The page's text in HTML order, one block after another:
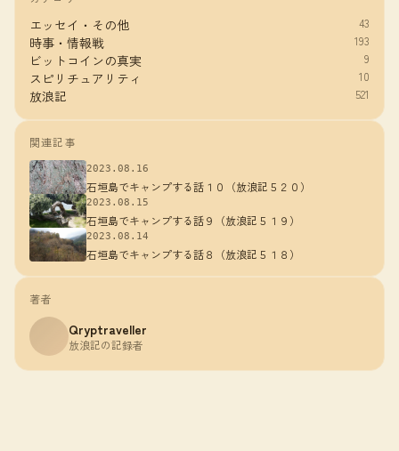
エッセイ・その他 43
時事・情報戦 193
ビットコインの真実 9
スピリチュアリティ 10
放浪記 521
関連記事
2023.08.16
石垣島でキャンプする話１０（放浪記５２０）
2023.08.15
石垣島でキャンプする話９（放浪記５１９）
2023.08.14
石垣島でキャンプする話８（放浪記５１８）
著者
Qryptraveller
放浪記の記録者